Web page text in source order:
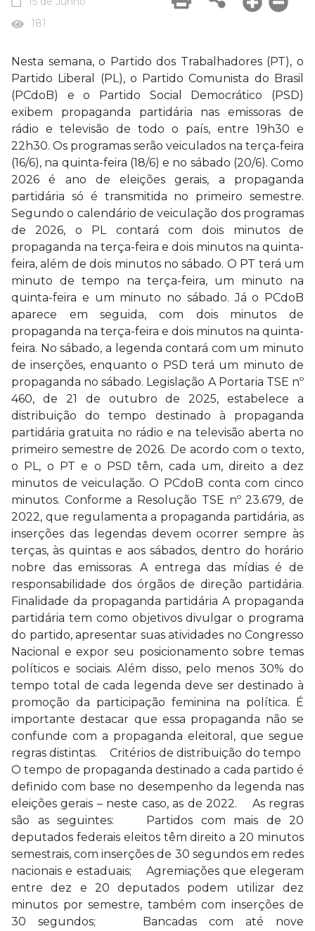
181
Nesta semana, o Partido dos Trabalhadores (PT), o
Partido Liberal (PL), o Partido Comunista do Brasil
(PCdoB) e o Partido Social Democrático (PSD)
exibem propaganda partidária nas emissoras de
rádio e televisão de todo o país, entre 19h30 e
22h30. Os programas serão veiculados na terça-feira
(16/6), na quinta-feira (18/6) e no sábado (20/6). Como
2026 é ano de eleições gerais, a propaganda
partidária só é transmitida no primeiro semestre.
Segundo o calendário de veiculação dos programas
de 2026, o PL contará com dois minutos de
propaganda na terça-feira e dois minutos na quinta-
feira, além de dois minutos no sábado. O PT terá um
minuto de tempo na terça-feira, um minuto na
quinta-feira e um minuto no sábado. Já o PCdoB
aparece em seguida, com dois minutos de
propaganda na terça-feira e dois minutos na quinta-
feira. No sábado, a legenda contará com um minuto
de inserções, enquanto o PSD terá um minuto de
propaganda no sábado. Legislação A Portaria TSE nº
460, de 21 de outubro de 2025, estabelece a
distribuição do tempo destinado à propaganda
partidária gratuita no rádio e na televisão aberta no
primeiro semestre de 2026. De acordo com o texto,
o PL, o PT e o PSD têm, cada um, direito a dez
minutos de veiculação. O PCdoB conta com cinco
minutos. Conforme a Resolução TSE nº 23.679, de
2022, que regulamenta a propaganda partidária, as
inserções das legendas devem ocorrer sempre às
terças, às quintas e aos sábados, dentro do horário
nobre das emissoras. A entrega das mídias é de
responsabilidade dos órgãos de direção partidária.
Finalidade da propaganda partidária A propaganda
partidária tem como objetivos divulgar o programa
do partido, apresentar suas atividades no Congresso
Nacional e expor seu posicionamento sobre temas
políticos e sociais. Além disso, pelo menos 30% do
tempo total de cada legenda deve ser destinado à
promoção da participação feminina na política. É
importante destacar que essa propaganda não se
confunde com a propaganda eleitoral, que segue
regras distintas. Critérios de distribuição do tempo
O tempo de propaganda destinado a cada partido é
definido com base no desempenho da legenda nas
eleições gerais – neste caso, as de 2022. As regras
são as seguintes: Partidos com mais de 20
deputados federais eleitos têm direito a 20 minutos
semestrais, com inserções de 30 segundos em redes
nacionais e estaduais; Agremiações que elegeram
entre dez e 20 deputados podem utilizar dez
minutos por semestre, também com inserções de
30 segundos; Bancadas com até nove